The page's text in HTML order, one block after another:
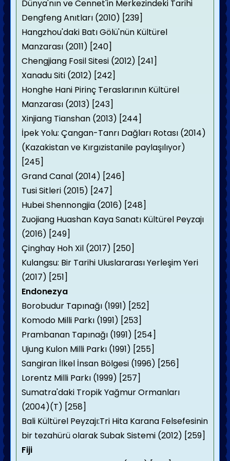
Dünya'nın ve Cennet'in Merkezindeki Tarihi
Dengfeng Anıtları (2010) [239]
Hangzhou'daki Batı Gölü'nün Kültürel
Manzarası (2011) [240]
Chengjiang Fosil Sitesi (2012) [241]
Xanadu Siti (2012) [242]
Honghe Hani Pirinç Teraslarının Kültürel
Manzarası (2013) [243]
Xinjiang Tianshan (2013) [244]
İpek Yolu: Çangan-Tanrı Dağları Rotası (2014)
(Kazakistan ve Kırgızistanile paylaşılıyor)
[245]
Grand Canal (2014) [246]
Tusi Sitleri (2015) [247]
Hubei Shennongjia (2016) [248]
Zuojiang Huashan Kaya Sanatı Kültürel Peyzajı
(2016) [249]
Çinghay Hoh Xil (2017) [250]
Kulangsu: Bir Tarihi Uluslararası Yerleşim Yeri
(2017) [251]
Endonezya
Borobudur Tapınağı (1991) [252]
Komodo Milli Parkı (1991) [253]
Prambanan Tapınağı (1991) [254]
Ujung Kulon Milli Parkı (1991) [255]
Sangiran İlkel İnsan Bölgesi (1996) [256]
Lorentz Milli Parkı (1999) [257]
Sumatra'daki Tropik Yağmur Ormanları
(2004)(T) [258]
Bali Kültürel Peyzajı:Tri Hita Karana Felsefesinin
bir tezahürü olarak Subak Sistemi (2012) [259]
Fiji